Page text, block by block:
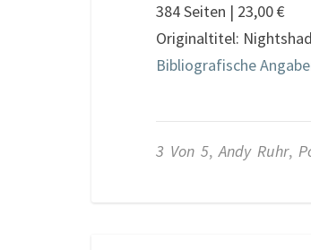
384 Seiten | 23,00 €
Originaltitel:
Bibliografische
3 Von 5,Andy Ruhr,